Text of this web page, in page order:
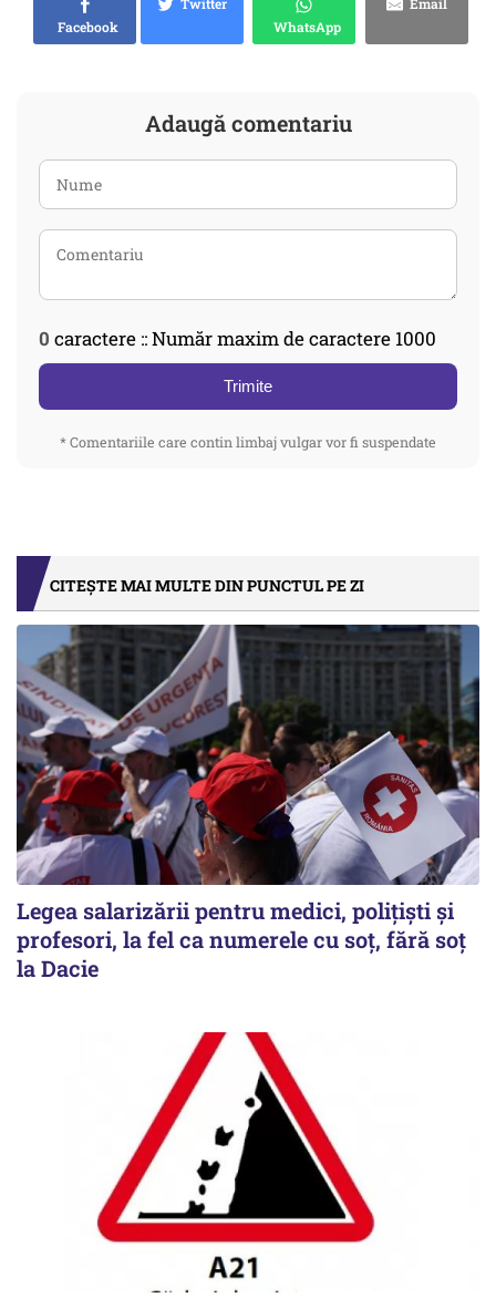
Facebook
WhatsApp
Adaugă comentariu
0 caractere :: Număr maxim de caractere 1000
Trimite
* Comentariile care contin limbaj vulgar vor fi suspendate
CITEȘTE MAI MULTE DIN PUNCTUL PE ZI
Legea salarizării pentru medici, polițiști și
profesori, la fel ca numerele cu soț, fără soț
la Dacie